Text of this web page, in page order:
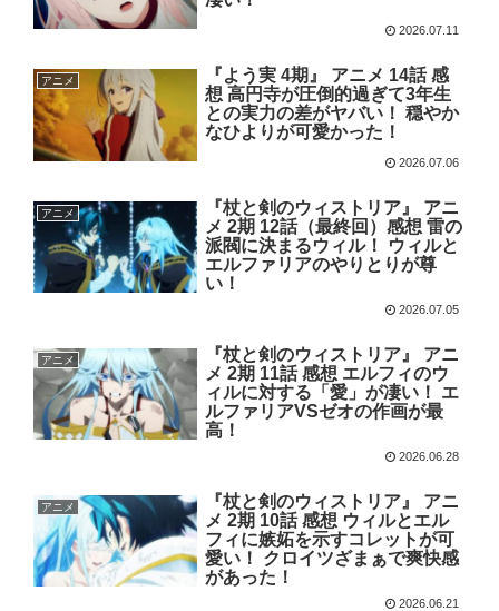
2026.07.11
アニメ
『よう実 4期』 アニメ 14話 感
想 高円寺が圧倒的過ぎて3年生
との実力の差がヤバい！ 穏やか
なひよりが可愛かった！
2026.07.06
アニメ
『杖と剣のウィストリア』 アニ
メ 2期 12話（最終回）感想 雷の
派閥に決まるウィル！ ウィルと
エルファリアのやりとりが尊
い！
2026.07.05
アニメ
『杖と剣のウィストリア』 アニ
メ 2期 11話 感想 エルフィのウ
ィルに対する「愛」が凄い！ エ
ルファリアVSゼオの作画が最
高！
2026.06.28
アニメ
『杖と剣のウィストリア』 アニ
メ 2期 10話 感想 ウィルとエル
フィに嫉妬を示すコレットが可
愛い！ クロイツざまぁで爽快感
があった！
2026.06.21